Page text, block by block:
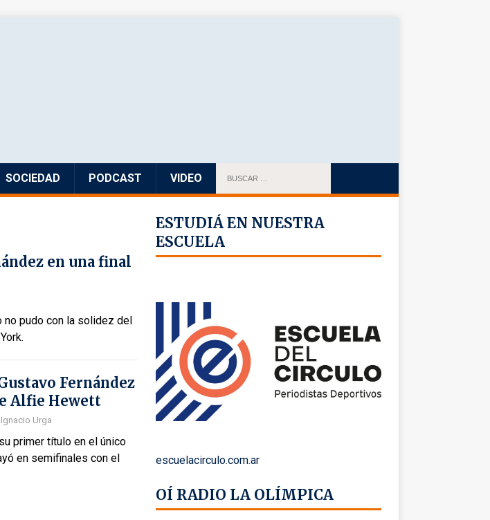
SOCIEDAD PODCAST VIDEO
en una final
no pudo con la solidez del
Fernández
Alfie Hewett
Urga
primer título en el único
en semifinales con el
ESTUDIÁ EN NUESTRA
ESCUELA
escuelacirculo.com.ar
OÍ RADIO LA OLÍMPICA